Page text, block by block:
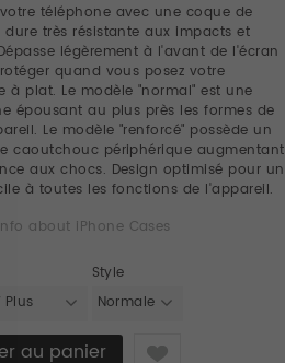
votre téléphone avec une coque de
dure très résistante aux impacts et
légèrement à l'avant de l'écran
quand vous posez votre
à plat. Le modèle "normal" est une
épousant au plus près les formes de
Le modèle "renforcé" possède un
caoutchouc périphérique augmentant
aux chocs. Design optimisé pour un
à toutes les fonctions de l'appareil.
about iPhone Cases
Plus
Style
Normale
Like